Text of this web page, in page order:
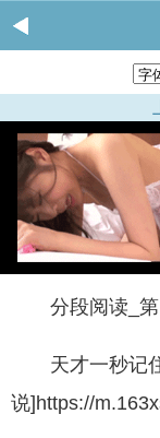
分段阅读_
天才一秒记
说]https://